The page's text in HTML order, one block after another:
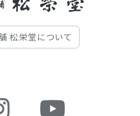
松栄堂について